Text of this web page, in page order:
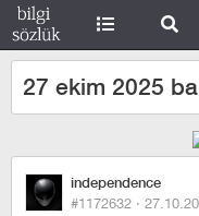
27 ekim 2025
independence
#1172632 ·